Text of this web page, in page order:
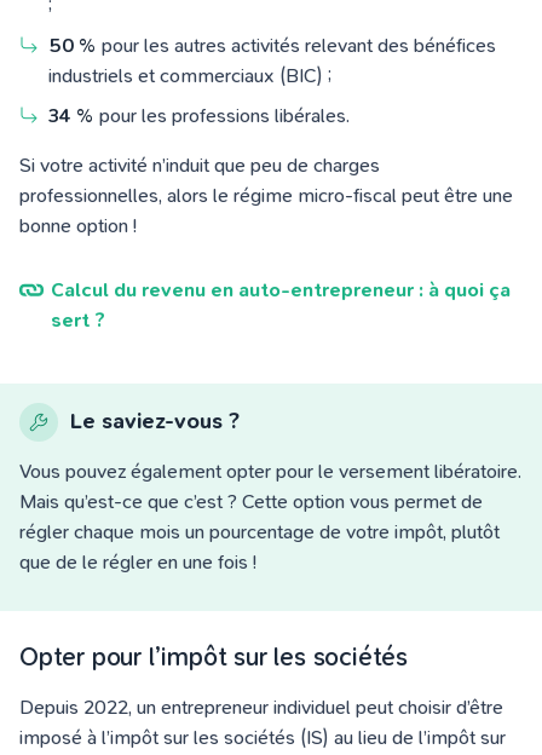
;
50 % pour les autres activités relevant des bénéfices
industriels et commerciaux (BIC) ;
34 % pour les professions libérales.
Si votre activité n’induit que peu de charges
professionnelles, alors le régime micro-fiscal peut être une
bonne option !
Calcul du revenu en auto-entrepreneur : à quoi ça
sert ?
Le saviez-vous ?
Vous pouvez également opter pour le versement libératoire.
Mais qu’est-ce que c’est ? Cette option vous permet de
régler chaque mois un pourcentage de votre impôt, plutôt
que de le régler en une fois !
Opter pour l’impôt sur les sociétés
Depuis 2022, un entrepreneur individuel peut choisir d’être
imposé à l’impôt sur les sociétés (IS) au lieu de l’impôt sur